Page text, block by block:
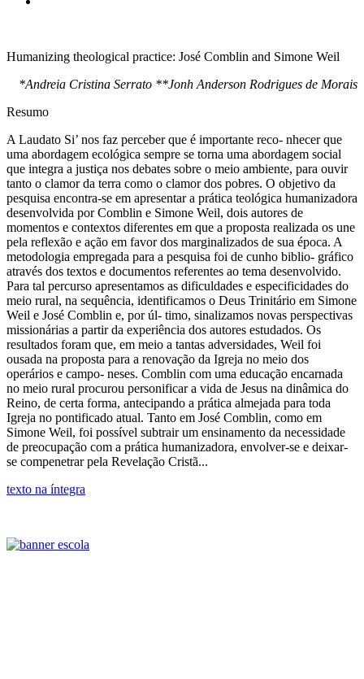
Humanizing theological practice: José Comblin and Simone Weil
*Andreia Cristina Serrato **Jonh Anderson Rodrigues de Morais
Resumo
A Laudato Si’ nos faz perceber que é importante reco- nhecer que
uma abordagem ecológica sempre se torna uma abordagem social
que integra a justiça nos debates sobre o meio ambiente, para ouvir
tanto o clamor da terra como o clamor dos pobres. O objetivo da
pesquisa encontra-se em apresentar a prática teológica humanizadora
desenvolvida por Comblin e Simone Weil, dois autores de
momentos e contextos diferentes em que a proposta realizada os une
pela reflexão e ação em favor dos marginalizados de sua época. A
metodologia empregada para a pesquisa foi de cunho biblio- gráfico
através dos textos e documentos referentes ao tema desenvolvido.
Para tal percurso apresentamos as dificuldades e especificidades do
meio rural, na sequência, identificamos o Deus Trinitário em Simone
Weil e José Comblin e, por úl- timo, sinalizamos novas perspectivas
missionárias a partir da experiência dos autores estudados. Os
resultados foram que, em meio a tantas adversidades, Weil foi
ousada na proposta para a renovação da Igreja no meio dos
operários e campo- neses. Comblin com uma educação encarnada
no meio rural procurou personificar a vida de Jesus na dinâmica do
Reino, de certa forma, antecipando a prática almejada para toda
Igreja no pontificado atual. Tanto em José Comblin, como em
Simone Weil, foi possível subtrair um ensinamento da necessidade
de preocupação com a prática humanizadora, envolver-se e deixar-
se compenetrar pela Revelação Cristã...
texto na íntegra